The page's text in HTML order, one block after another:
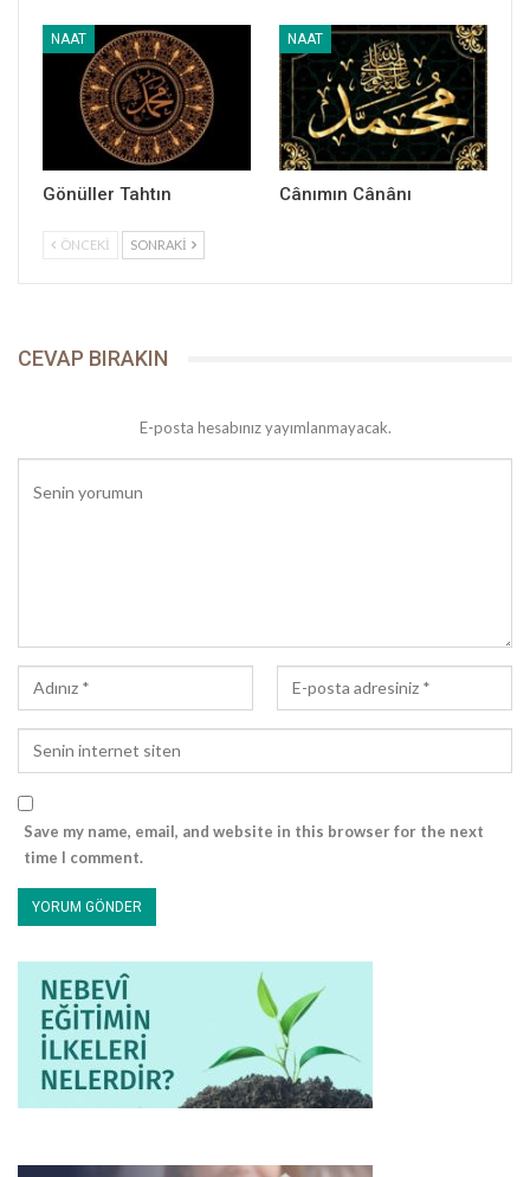
Peygamber Yolu
NAAT
Gönüller Tahtın
NAAT
Cânımın Cânânı
ÖNCEKI SONRAKI
CEVAP BIRAKIN
E-posta hesabınız yayımlanmayacak.
Save my name, email, and website in this browser for the next
time I comment.